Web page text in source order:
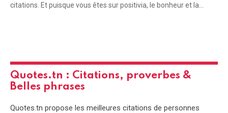
citations. Et puisque vous êtes sur positivia, le bonheur et la…
Quotes.tn : Citations, proverbes &
Belles phrases
Quotes.tn propose les meilleures citations de personnes